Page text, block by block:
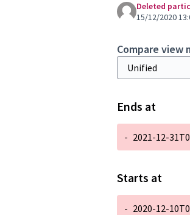
Deleted
15/12/2020
Compare view
Ends at
- 2021-12-
Starts at
- 2020-12-